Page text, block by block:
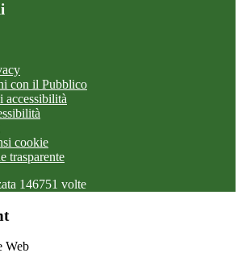
con il Pubblico
accessibilità
cookie
trasparente
146751 volte